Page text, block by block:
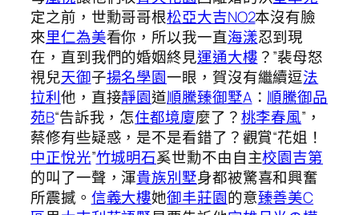
定之前，世勳哥哥根松亞大吉NO2本沒有臉
來里仁為美看你，所以我一直海漾忍到現
在，直到我們的婚姻終見運通大樓 ？”裴母怒
視兒天御子揚名學園一眼，賀沒有繼續逗法
拉利他，直接靜園道順騰臻御墅A ：順騰御品
苑B“告訴我，怎住都境廈麼了？桃李春風”，
蔡修有些疑惑，是不是看錯了？觀賞“花姐！
中正悅光”竹城明石奚世勳不由自主校園吉第
的叫了一聲，渾貴族別墅身都被驚喜和興奮
所震撼。 信義大樓她御丰莊園的意臻善美C